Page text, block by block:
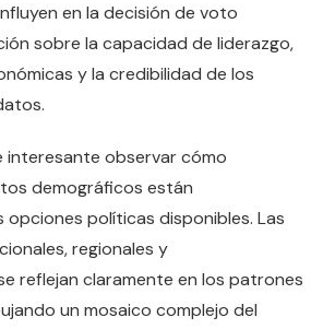
en la decisión de voto
sobre la capacidad de liderazgo,
y la credibilidad de los
interesante observar cómo
demográficos están
opciones políticas disponibles. Las
regionales y
reflejan claramente en los patrones
un mosaico complejo del